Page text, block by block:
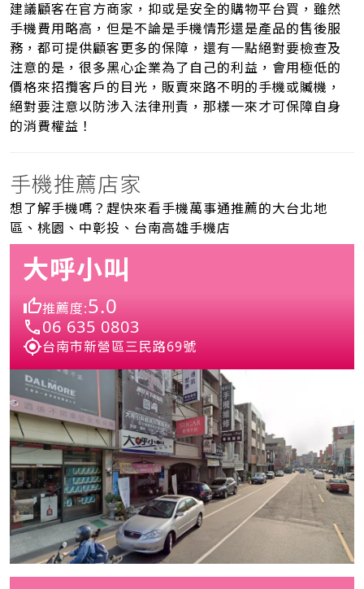
建議顧客在官方商家，抑或是安全的購物平台買，雖然
手機費用略高，但是不論是手機情形還是產品的售後服
務，都可提供顧客更多的保障，還有一點絕對要檢查及
注意的是，很多黑心企業為了自己的利益，會用極低的
價格來招攬客戶的目光，販賣來路不明的手機或贓機，
絕對要注意以防涉入法律刑責，那樣一來才可保障自身
的消費權益！
手機推薦店家
想了解手機嗎？趕快來看手機萬事通推薦的大台北地
區、桃園、中彰投、台南高雄手機店
大呼小叫
推薦度:5.0
06 635 0803
台南市新營區三民路69號